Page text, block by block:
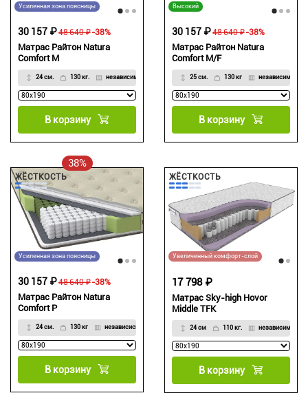
Усиленная зона поясницы
Матрас Райтон Natura
Comfort M
24 см. 130 кг. независимый
48 640 ₽
30 157 ₽ -38%
В корзину
Высокий
Матрас Райтон Natura
Comfort M/F
25 см. 130 кг независимый
48 640 ₽
30 157 ₽ -38%
В корзину
38%
ЖЁСТКОСТЬ
Усиленная зона поясницы
Матрас Райтон Natura
Comfort P
24 см. 130 кг независисмый
48 640 ₽
30 157 ₽ -38%
В корзину
ЖЁСТКОСТЬ
Увеличенный комфорт-слой
Матрас Sky-high Hovor
Middle TFK
24 см 110 кг. независимый
17 798 ₽
В корзину